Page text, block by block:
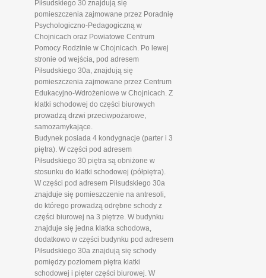
Piłsudskiego 30 znajdują się
pomieszczenia zajmowane przez Poradnię
Psychologiczno-Pedagogiczną w
Chojnicach oraz Powiatowe Centrum
Pomocy Rodzinie w Chojnicach. Po lewej
stronie od wejścia, pod adresem
Piłsudskiego 30a, znajdują się
pomieszczenia zajmowane przez Centrum
Edukacyjno-Wdrożeniowe w Chojnicach. Z
klatki schodowej do części biurowych
prowadzą drzwi przeciwpożarowe,
samozamykające.
Budynek posiada 4 kondygnacje (parter i 3
piętra). W części pod adresem
Piłsudskiego 30 piętra są obniżone w
stosunku do klatki schodowej (półpiętra).
W części pod adresem Piłsudskiego 30a
znajduje się pomieszczenie na antresoli,
do którego prowadzą odrębne schody z
części biurowej na 3 piętrze. W budynku
znajduje się jedna klatka schodowa,
dodatkowo w części budynku pod adresem
Piłsudskiego 30a znajdują się schody
pomiędzy poziomem piętra klatki
schodowej i pięter części biurowej. W